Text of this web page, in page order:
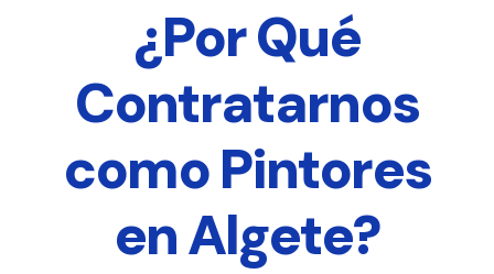
¿Por Qué
Contratarnos
como Pintores
en Algete?